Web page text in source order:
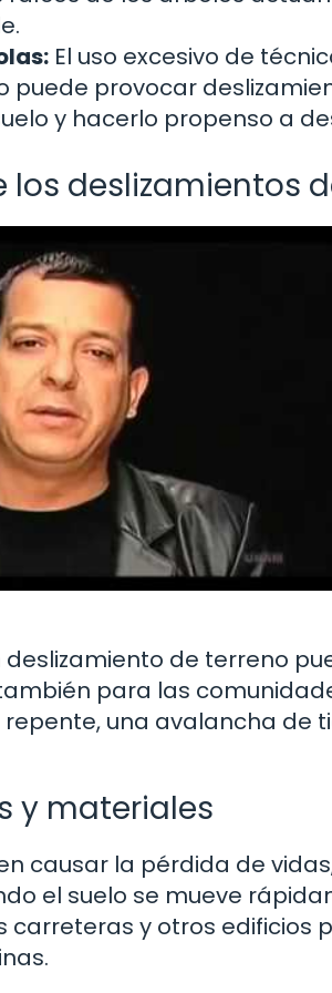
El uso excesivo de
puede provocar
y hacerlo propenso a
los deslizamientos
deslizamiento de terreno
para las
una avalancha de
y materiales
causar la pérdida de
el suelo se mueve
carreteras y otros